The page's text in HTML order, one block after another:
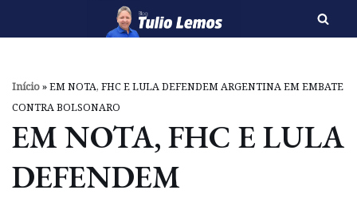
o
conteúdo
Início»EM NOTA, FHC E LULA DEFENDEM ARGENTINA EM EMBATE
CONTRA BOLSONARO
EM NOTA, FHC E LULA
DEFENDEM